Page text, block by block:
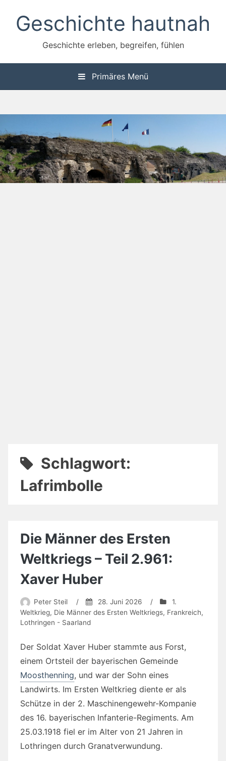
Inhalt
springenGeschichte hautnah
Geschichte erleben, begreifen, fühlen
Primäres Menü
Schlagwort:
Lafrimbolle
Die Männer des Ersten
Weltkriegs – Teil 2.961:
Xaver Huber
Peter Steil / 28. Juni 2026 /
1.
Weltkrieg, Die Männer des Ersten Weltkriegs, Frankreich,
Lothringen - Saarland
Der Soldat Xaver Huber stammte aus Forst,
einem Ortsteil der bayerischen Gemeinde
Moosthenning, und war der Sohn eines
Landwirts. Im Ersten Weltkrieg diente er als
Schütze in der 2. Maschinengewehr-Kompanie
des 16. bayerischen Infanterie-Regiments. Am
25.03.1918 fiel er im Alter von 21 Jahren in
Lothringen durch Granatverwundung.